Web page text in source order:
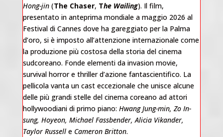
Hong-jin(The Chaser, The Wailing). Il film,
presentato in anteprima mondiale a maggio 2026 al
Festival di Cannes dove ha gareggiato per la Palma
d’oro, si è imposto all’attenzione internazionale come
la produzione più costosa della storia del cinema
sudcoreano. Fonde elementi da invasion movie,
survival horror e thriller d’azione fantascientifico. La
pellicola vanta un cast eccezionale che unisce alcune
delle più grandi stelle del cinema coreano ad attori
hollywoodiani di primo piano: Hwang Jung-min, Zo In-
sung, Hoyeon, Michael Fassbender, Alicia Vikander,
Taylor Russelle Cameron Britton.